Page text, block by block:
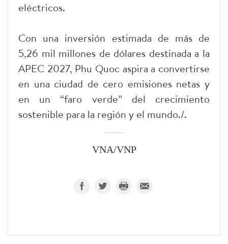
eléctricos.
Con una inversión estimada de más de
5,26 mil millones de dólares destinada a la
APEC 2027, Phu Quoc aspira a convertirse
en una ciudad de cero emisiones netas y
en un “faro verde” del crecimiento
sostenible para la región y el mundo./.
VNA/VNP